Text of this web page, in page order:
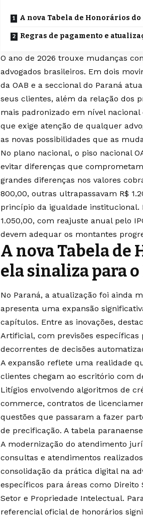
A nova Tabela de Honorários
Regras de pagamento e
O ano de 2026 trouxe mudanças
advogados brasileiros. Em dois
da OAB e a seccional do Paraná
seus clientes, além da relação dos
mais padronizado em nível
que exige atenção de qualquer
as novas possibilidades que as
No plano nacional, o piso nacional
evitar diferenças que
grandes diferenças nos valores
800,00, outras ultrapassavam R$
princípio da igualdade institucional.
1.050,00, com reajuste anual pelo
devem adequar os montantes
A nova Tabela de
ela sinaliza para
No Paraná, a atualização foi ainda
apresenta uma expansão
capítulos. Entre as inovações,
Artificial, com previsões
decorrentes de decisões
A expansão reflete uma realidade
clientes chegam ao escritório com
Litígios envolvendo algoritmos de
commerce, contratos de
questões que passaram a fazer
de precificação. A tabela
A modernização do atendimento
consultas e atendimentos
consolidação da prática digital na
específicos para áreas como
Setor e Propriedade Intelectual.
referencial oficial de honorários